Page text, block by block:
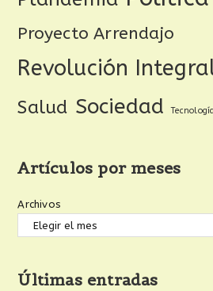
Proyecto Arrendajo
Revolución
Salud Sociedad
Artículos por meses
Archivos
Últimas entradas